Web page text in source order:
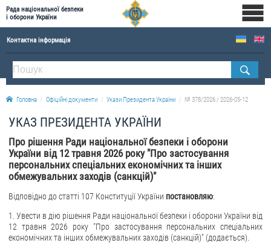
Рада національної безпеки
і оборони України
Контактна інформація
ПРО РНБОУ
Склад Ради національної безпеки і оборони України
Апарат Ради національної безпеки і оборони України
Правова основа діяльності Ради національної безпеки і оборони України
Історична довідка про діяльність Ради національної безпеки і оборони України
ОФІЦІЙНІ ДОКУМЕНТИ
Новини
Drone Deals
Головна Офіційні документи Укази Президента України № 378/2026 / 2026-05-12
УКАЗ ПРЕЗИДЕНТА УКРАЇНИ
Про рішення Ради національної безпеки і оборони
України від 12 травня 2026 року "Про застосування
персональних спеціальних економічних та інших
обмежувальних заходів (санкцій)"
Відповідно до статті 107 Конституції України постановляю:
1. Увести в дію рішення Ради національної безпеки і оборони України від
12 травня 2026 року "Про застосування персональних спеціальних
економічних та інших обмежувальних заходів (санкцій)" (додається).